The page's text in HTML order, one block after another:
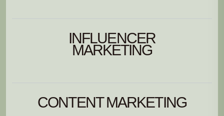
INFLUENCER
MARKETING
CONTENT MARKETING